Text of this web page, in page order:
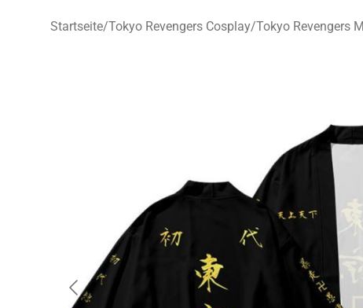
Startseite/Tokyo Revengers Cosplay/Tokyo Revengers